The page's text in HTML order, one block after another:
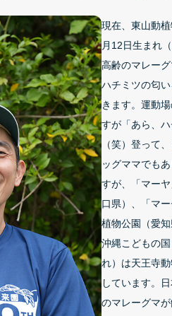
現在、東山動
月12日生まれ
高齢のマレー
ハチミツの匂
きます。運動
すが「あら、
（笑）登って
ッグママでも
すが、「マー
口県）、「マ
植物公園（愛
沖縄こどもの
れ）は天王寺
しています。
のマレーグマ